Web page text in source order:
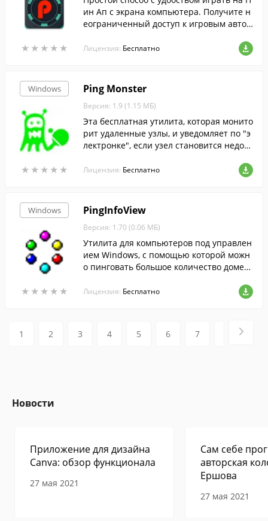
★ ★ ★ ★ ★
★ ★ ★ ★ ★
ин Ап с экрана компьютера. Получите н
еограниченный доступ к игровым автом
Лицензия: Бесплатно
Windows
★ ★ ★ ★ ★
★ ★ ★ ★ ★
Ping Monster
Версия: 1.9 (1.15 МБ)
Эта бесплатная утилита, которая монито
рит удаленные узлы, и уведомляет по "э
лектронке", если узел становится недост
Лицензия: Бесплатно
Windows
★ ★ ★ ★ ★
★ ★ ★ ★ ★
PingInfoView
Версия: 1.70 (0.06 МБ)
Утилита для компьютеров под управлен
ием Windows, с помощью которой можн
о пинговать большое количество домен
Лицензия: Бесплатно
1 2 3 4 5 6 7
Новости
Приложение для дизайна
Canva: обзор функционала
27 мая 2021
Сам себе
авторская
Ершова
27 мая 2021